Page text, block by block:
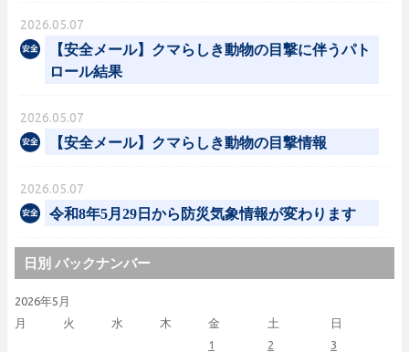
2026.05.07
【安全メール】クマらしき動物の目撃に伴うパト
ロール結果
2026.05.07
【安全メール】クマらしき動物の目撃情報
2026.05.07
令和8年5月29日から防災気象情報が変わります
日別 バックナンバー
2026年5月
月
火 水 木 金 土 日
1 2
3